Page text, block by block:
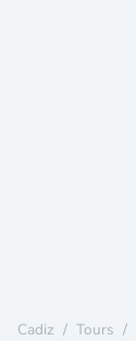
Cadiz / Tours /